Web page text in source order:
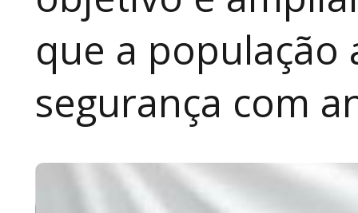
que a população
segurança com